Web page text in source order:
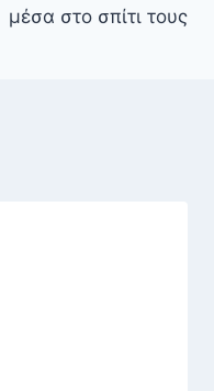
μέσα στο σπίτι τους